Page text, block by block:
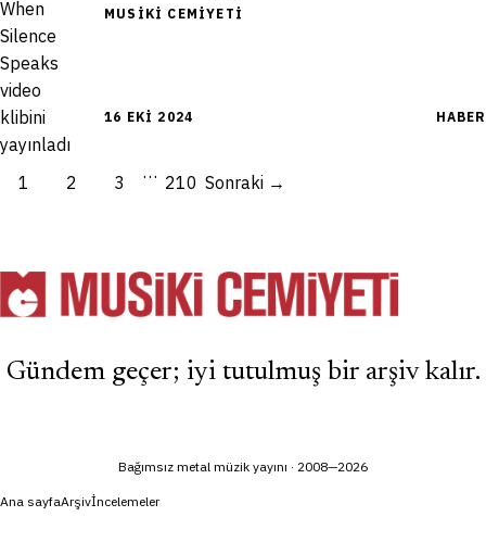
16 EKI 2024
MUSIKI CEMIYETI
HABER
1 2 3 … 210 Sonraki →
Gündem geçer; iyi tutulmuş bir arşiv kalır.
Bağımsız metal müzik yayını · 2008—2026
Ana sayfaArşivİncelemeler